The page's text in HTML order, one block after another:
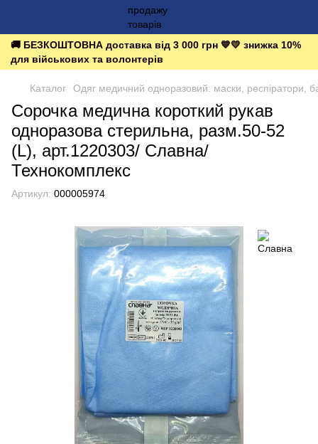
🚚 БЕЗКОШТОВНА доставка від 3 000 грн 💙💛 знижка 10%
для військових та волонтерів
Каталог Одяг медичний одноразовий: маски, респіратори,
Сорочка медична короткий рукав
одноразова стерильна, разм.50-52
(L), арт.1220303/ Славна/
Технокомплекс
Артикул: 000005974